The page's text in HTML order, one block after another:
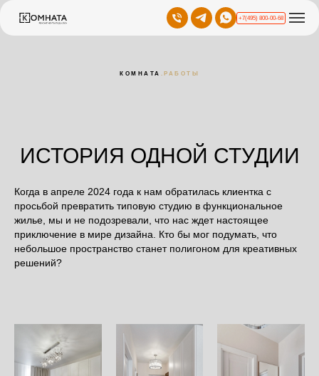
+7(495) 800-00-68
КОМНАТА .РАБОТЫ
ИСТОРИЯ ОДНОЙ СТУДИИ
Когда в апреле 2024 года к нам обратилась клиентка с
просьбой превратить типовую студию в функциональное
жилье, мы и не подозревали, что нас ждет настоящее
приключение в мире дизайна. Кто бы мог подумать, что
небольшое пространство станет полигоном для креативных
решений?